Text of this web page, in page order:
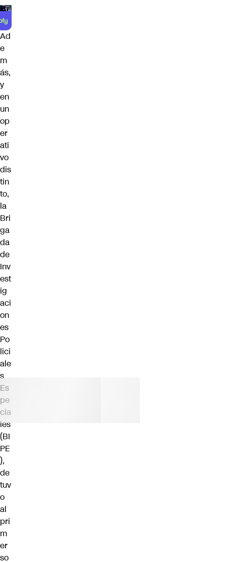
Ad
e
m
ás,
y
en
un
op
er
ati
vo
dis
tin
to,
la
Bri
ga
da
de
Inv
est
ig
aci
on
es
Po
lici
ale
s
Es
pe
cia
les
(BI
PE
),
de
tuv
o
al
pri
m
er
so